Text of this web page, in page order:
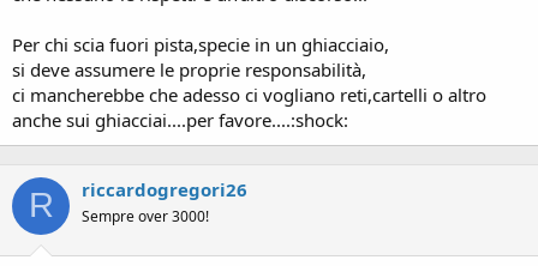
Per chi scia fuori pista,specie in un ghiacciaio,
si deve assumere le proprie responsabilità,
ci mancherebbe che adesso ci vogliano reti,cartelli o altro
anche sui ghiacciai....per favore....:shock:
R riccardogregori26
Sempre over 3000!